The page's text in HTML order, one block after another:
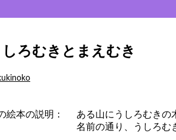
しろむきとまえむき
絵本の説明：
ある山にうしろむきの
名前の通り、うしろむ